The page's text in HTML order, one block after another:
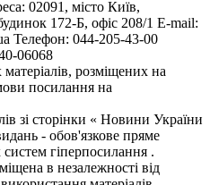
02091, місто Київ,
172-Б, офіс 208/1 E-mail:
Телефон: 044-205-43-00
06068
розміщених на
посилання на
зі сторінки « Новини України
- обов'язкове пряме
гіперпосилання .
в незалежності від